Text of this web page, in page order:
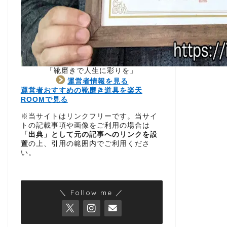
「靴磨きで人生に彩りを」
運営者情報を見る
運営者おすすめの靴磨き道具を楽天
ROOMで見る
※当サイトはリンクフリーです。当サイ
トの記載事項や画像をご利用の場合は
「出典」として元の記事へのリンクを設
置の上、引用の範囲内でご利用くださ
い。
＼ Follow me ／